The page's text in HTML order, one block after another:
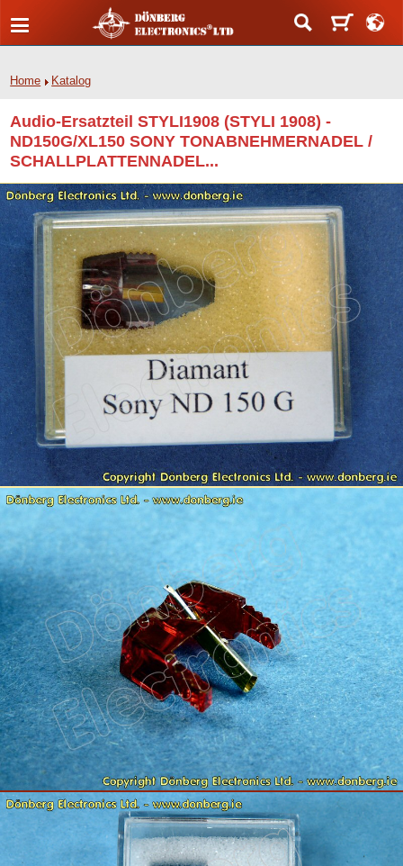
Home Katalog
Audio-Ersatzteil STYLI1908 (STYLI 1908) -
ND150G/XL150 SONY TONABNEHMERNADEL /
SCHALLPLATTENNADEL...